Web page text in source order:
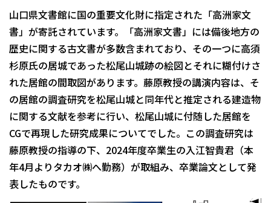
山口県文書館に国の重要文化財に指定された「高洲家文
書」が寄託されています。「高洲家文書」には備後地方の
歴史に関する古文書が多数含まれており、その一つに高須
杉原氏の居城であった松尾山城跡の絵図とそれに糊付けさ
れた居館の間取図があります。藤原教授の講演内容は、そ
の居館の調査研究を松尾山城と同年代と推定される建造物
に関する文献を参考に行い、松尾山城に付随した居館を
CGで再現した研究成果についてでした。この調査研究は
藤原教授の指導の下、2024年度卒業生の入江智貴君（本
年4月よりタカオ㈱へ勤務）が取組み、卒業論文として発
表したものです。